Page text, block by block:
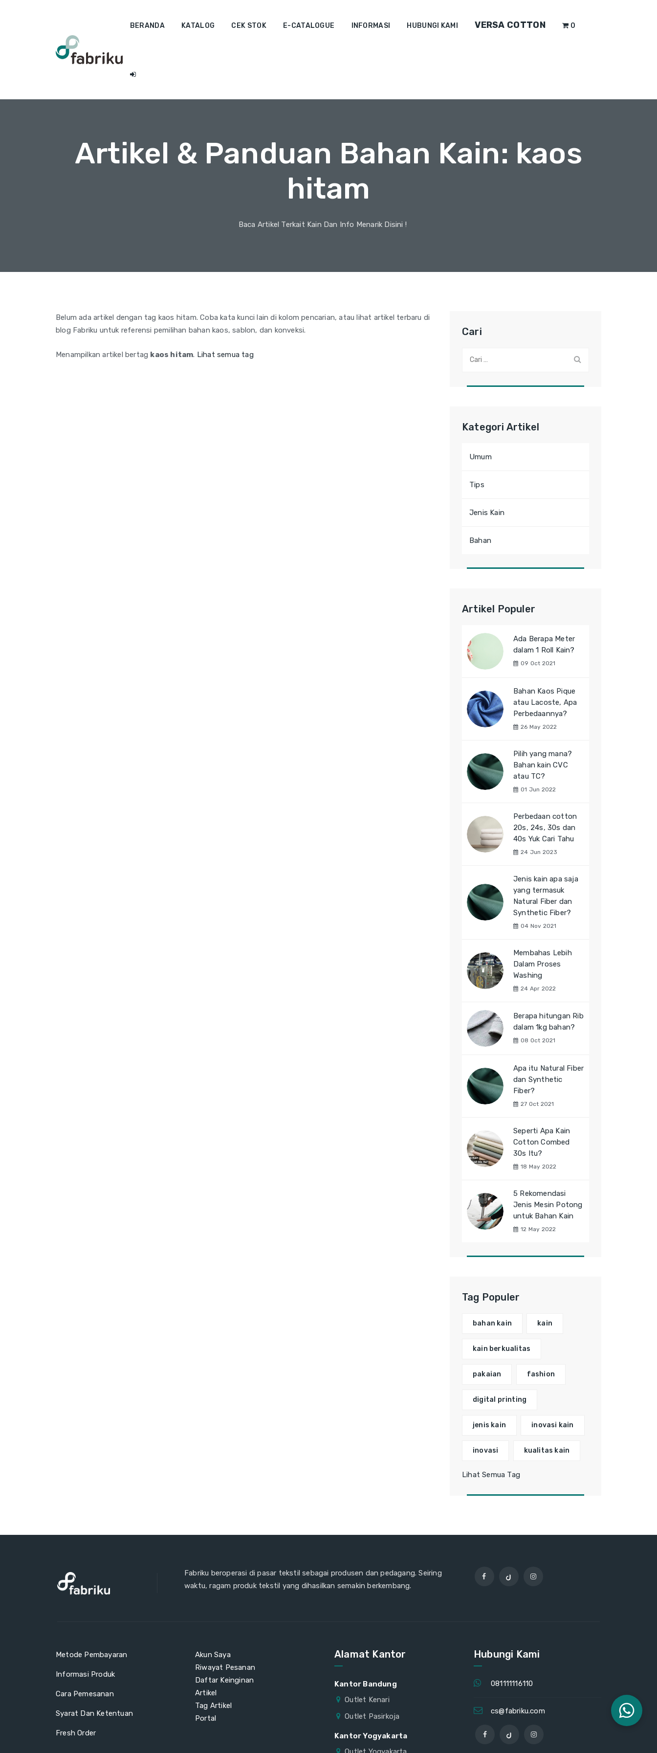
BERANDA KATALOG CEK STOK E-CATALOGUE INFORMASI HUBUNGI KAMI VERSA COTTON 0
Artikel & Panduan Bahan Kain: kaos
hitam
Baca Artikel Terkait Kain Dan Info Menarik Disini !
Belum ada artikel dengan tag kaos hitam. Coba kata kunci lain di kolom pencarian, atau lihat artikel terbaru di
blog Fabriku untuk referensi pemilihan bahan kaos, sablon, dan konveksi.
Menampilkan artikel bertag kaos hitam. Lihat semua tag
Cari
Kategori Artikel
Umum
Tips
Jenis Kain
Bahan
Artikel Populer
Ada Berapa Meter
dalam 1 Roll Kain?
09 Oct 2021
Bahan Kaos Pique
atau Lacoste, Apa
Perbedaannya?
26 May 2022
Pilih yang mana?
Bahan kain CVC
atau TC?
01 Jun 2022
Perbedaan cotton
20s, 24s, 30s dan
40s Yuk Cari Tahu
24 Jun 2023
Jenis kain apa saja
yang termasuk
Natural Fiber dan
Synthetic Fiber?
04 Nov 2021
Membahas Lebih
Dalam Proses
Washing
24 Apr 2022
Berapa hitungan Rib
dalam 1kg bahan?
08 Oct 2021
Apa itu Natural Fiber
dan Synthetic
Fiber?
27 Oct 2021
Seperti Apa Kain
Cotton Combed
30s Itu?
18 May 2022
5 Rekomendasi
Jenis Mesin Potong
untuk Bahan Kain
12 May 2022
Tag Populer
bahan kain kain
kain berkualitas
pakaian fashion
digital printing
jenis kain inovasi kain
inovasi kualitas kain
Lihat Semua Tag
Fabriku beroperasi di pasar tekstil sebagai produsen dan pedagang. Seiring
waktu, ragam produk tekstil yang dihasilkan semakin berkembang.
Metode Pembayaran
Informasi Produk
Cara Pemesanan
Syarat Dan Ketentuan
Fresh Order
Akun Saya
Riwayat Pesanan
Daftar Keinginan
Artikel
Tag Artikel
Portal
Alamat Kantor
Kantor Bandung
Outlet Kenari
Outlet Pasirkoja
Kantor Yogyakarta
Hubungi Kami
081111116110
cs@fabriku.com